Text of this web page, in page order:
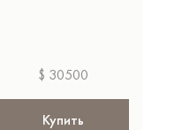
$ 30500
Купить